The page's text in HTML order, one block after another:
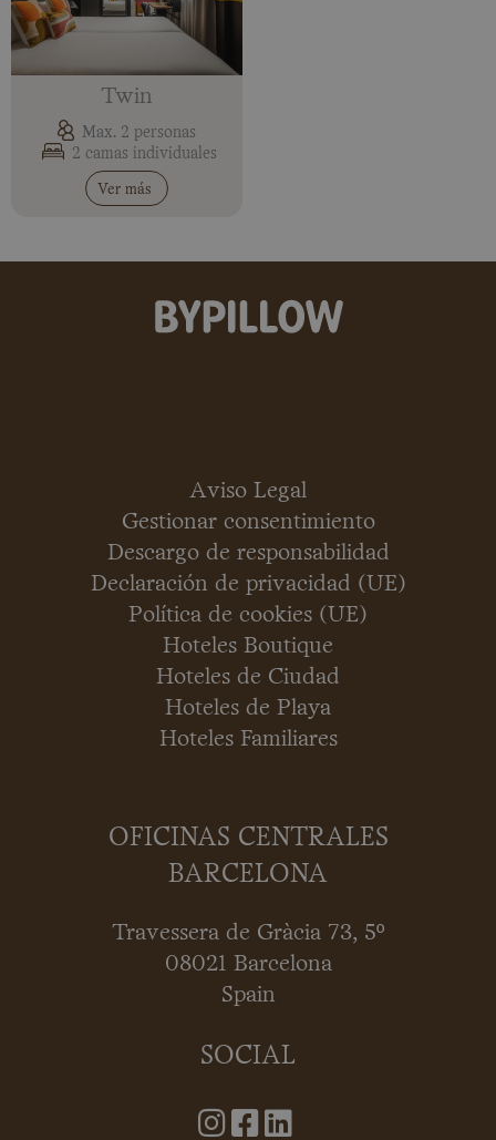
Twin
Max. 2 personas
2 camas individuales
Ver más
Aviso Legal
Gestionar consentimiento
Descargo de responsabilidad
Declaración de privacidad (UE)
Política de cookies (UE)
Hoteles Boutique
Hoteles de Ciudad
Hoteles de Playa
Hoteles Familiares
OFICINAS CENTRALES
BARCELONA
Travessera de Gràcia 73, 5º
08021 Barcelona
Spain
SOCIAL